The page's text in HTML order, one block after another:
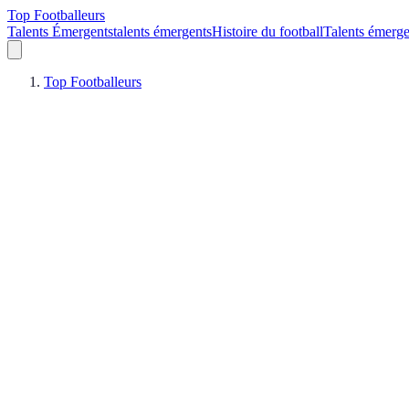
Top Footballeurs
Talents Émergentstalents émergentsHistoire du footballTalents
Top Footballeurs